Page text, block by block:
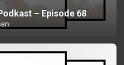
– Episode 68